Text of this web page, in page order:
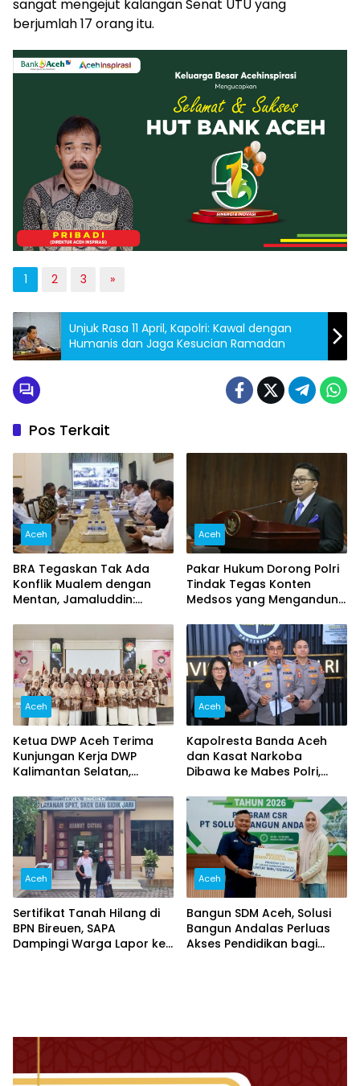
sangat mengejut kalangan Senat UTU yang
berjumlah 17 orang itu.
1 2 3 »
Unjuk Rasa 11 April, Kapolri: Kawal dengan
Humanis dan Jaga Kesucian Ramadan
Pos Terkait
Aceh
BRA Tegaskan Tak Ada
Konflik Mualem dengan
Mentan, Jamaluddin:
Pertemuan
Aceh
Pakar Hukum Dorong Polri
Tindak Tegas Konten
Medsos yang Mengandung
Aceh
Ketua DWP Aceh Terima
Kunjungan Kerja DWP
Kalimantan Selatan,
Kolaborasi
Aceh
Kapolresta Banda Aceh
dan Kasat Narkoba
Dibawa ke Mabes Polri,
Berjalan Profesional dan
Transparan
Aceh
Sertifikat Tanah Hilang di
BPN Bireuen, SAPA
Dampingi Warga Lapor ke
Aceh
Bangun SDM Aceh, Solusi
Bangun Andalas Perluas
Akses Pendidikan bagi